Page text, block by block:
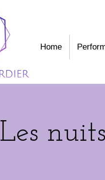
Home
Les